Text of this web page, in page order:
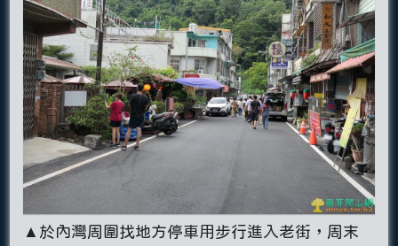
▲於內灣周圍找地方停車用步行進入老街，周末